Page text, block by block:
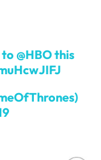
@HBOthis